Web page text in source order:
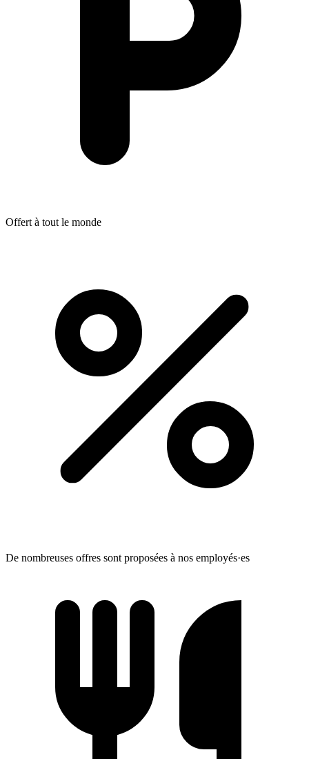
Offert à tout le monde
De nombreuses offres sont proposées à nos employés·es